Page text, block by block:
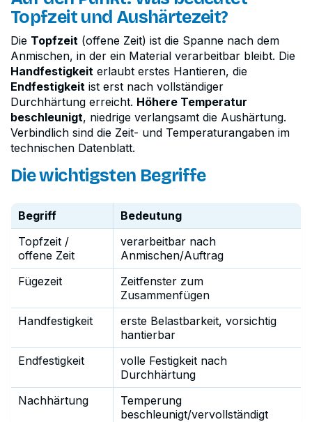
Topfzeit und Aushärtezeit?
Die Topfzeit (offene Zeit) ist die Spanne nach dem
Anmischen, in der ein Material verarbeitbar bleibt. Die
Handfestigkeit erlaubt erstes Hantieren, die
Endfestigkeit ist erst nach vollständiger
Durchhärtung erreicht. Höhere Temperatur
beschleunigt, niedrige verlangsamt die Aushärtung.
Verbindlich sind die Zeit- und Temperaturangaben im
technischen Datenblatt.
Die wichtigsten Begriffe
Begriff
Bedeutung
Topfzeit /
offene Zeit
verarbeitbar nach
Anmischen/Auftrag
Fügezeit
Zeitfenster zum
Zusammenfügen
Handfestigkeit
erste Belastbarkeit, vorsichtig
hantierbar
Endfestigkeit
volle Festigkeit nach
Durchhärtung
Nachhärtung
Temperung
beschleunigt/vervollständigt